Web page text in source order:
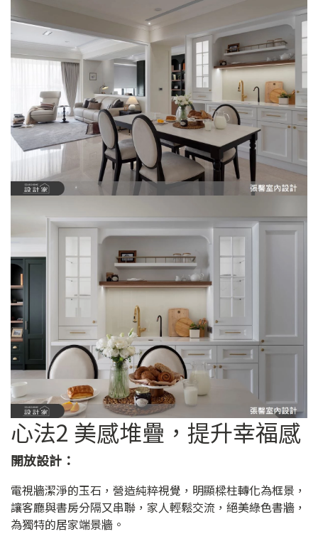
心法2 美感堆疊，提升幸福感
開放設計：
電視牆潔淨的玉石，營造純粹視覺，明顯樑柱轉化為框景，
讓客廳與書房分隔又串聯，家人輕鬆交流，絕美綠色書牆，
為獨特的居家端景牆。